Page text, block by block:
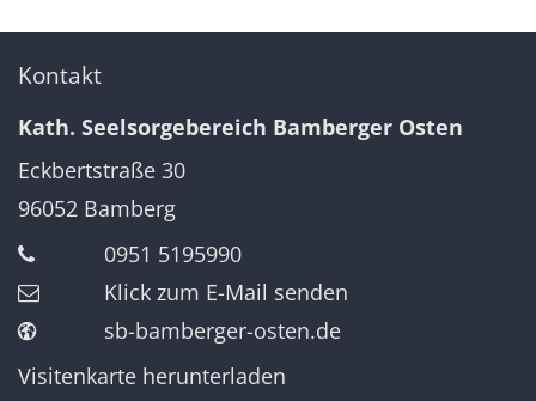
Kontakt
Kath. Seelsorgebereich Bamberger Osten
Eckbertstraße 30
96052 Bamberg
0951 5195990
Klick zum E-Mail senden
sb-bamberger-osten.de
Visitenkarte herunterladen